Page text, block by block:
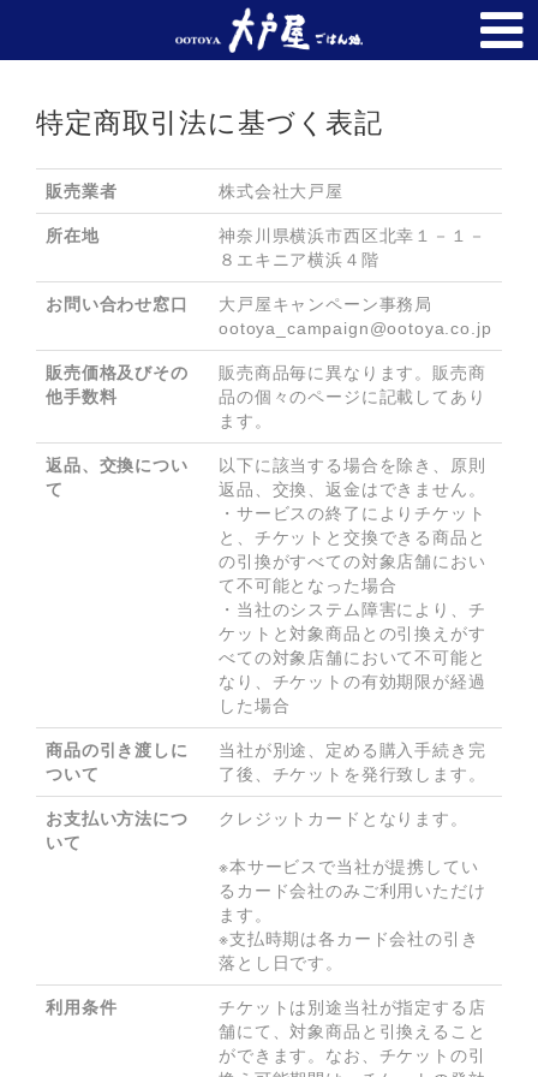
トップページ
購入履歴
法人のお客様
特定商取引法に基づく表記
販売業者 株式会社大戸屋
所在地
神奈川県横浜市西区北幸１－１－
８エキニア横浜４階
お問い合わせ窓口
大戸屋キャンペーン事務局
ootoya_campaign@ootoya.co.jp
販売価格及びその
他手数料
販売商品毎に異なります。販売商
品の個々のページに記載してあり
ます。
返品、交換につい
て
以下に該当する場合を除き、原則
返品、交換、返金はできません。
・サービスの終了によりチケット
と、チケットと交換できる商品と
の引換がすべての対象店舗におい
て不可能となった場合
・当社のシステム障害により、チ
ケットと対象商品との引換えがす
べての対象店舗において不可能と
なり、チケットの有効期限が経過
した場合
商品の引き渡しに
ついて
当社が別途、定める購入手続き完
了後、チケットを発行致します。
お支払い方法につ
いて
クレジットカードとなります。
※本サービスで当社が提携してい
るカード会社のみご利用いただけ
ます。
※支払時期は各カード会社の引き
落とし日です。
利用条件
チケットは別途当社が指定する店
舗にて、対象商品と引換えること
ができます。なお、チケットの引